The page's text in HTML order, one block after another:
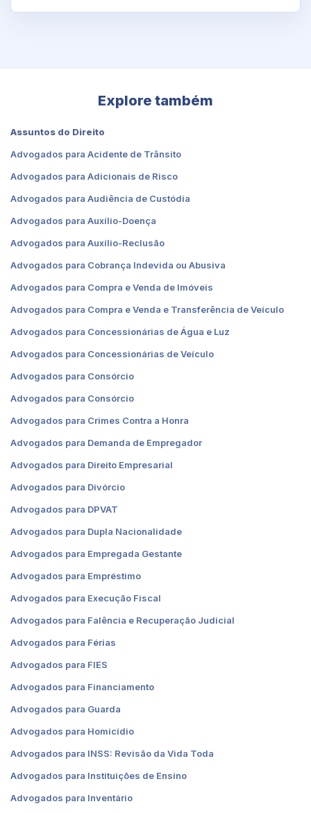
Explore também
Assuntos do Direito
Advogados para Acidente de Trânsito
Advogados para Adicionais de Risco
Advogados para Audiência de Custódia
Advogados para Auxílio-Doença
Advogados para Auxílio-Reclusão
Advogados para Cobrança Indevida ou Abusiva
Advogados para Compra e Venda de Imóveis
Advogados para Compra e Venda e Transferência de Veículo
Advogados para Concessionárias de Água e Luz
Advogados para Concessionárias de Veículo
Advogados para Consórcio
Advogados para Consórcio
Advogados para Crimes Contra a Honra
Advogados para Demanda de Empregador
Advogados para Direito Empresarial
Advogados para Divórcio
Advogados para DPVAT
Advogados para Dupla Nacionalidade
Advogados para Empregada Gestante
Advogados para Empréstimo
Advogados para Execução Fiscal
Advogados para Falência e Recuperação Judicial
Advogados para Férias
Advogados para FIES
Advogados para Financiamento
Advogados para Guarda
Advogados para Homicídio
Advogados para INSS: Revisão da Vida Toda
Advogados para Instituições de Ensino
Advogados para Inventário